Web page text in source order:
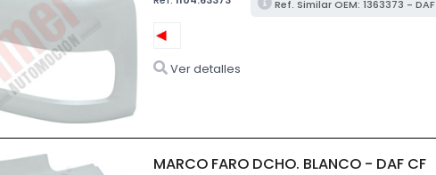
Ref. Similar OEM: 1363373 - DAF
Ver detalles
MARCO FARO DCHO. BLANCO - DAF CF